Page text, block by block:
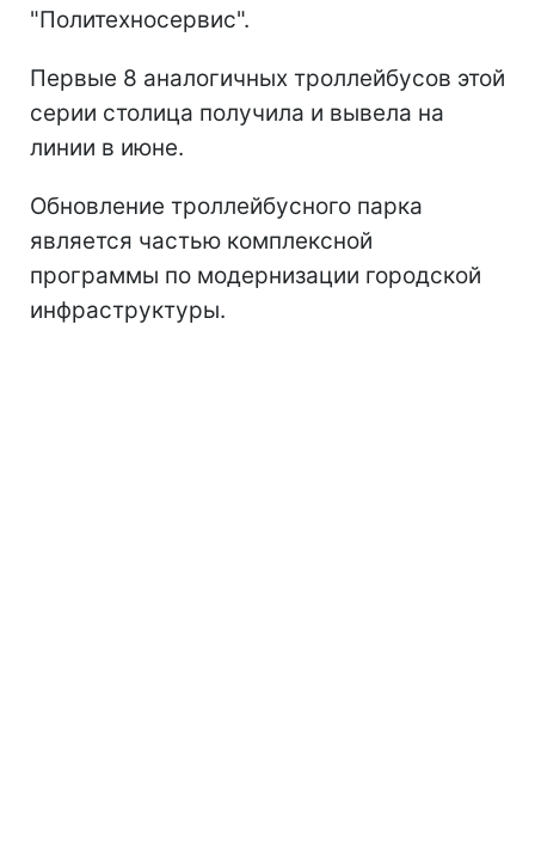
"Политехносервис".
Первые 8 аналогичных троллейбусов этой
серии столица получила и вывела на
линии в июне.
Обновление троллейбусного парка
является частью комплексной
программы по модернизации городской
инфраструктуры.